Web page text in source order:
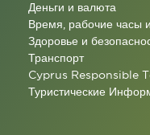
Деньги и валюта
Время, рабочие часы
Здоровье и
Транспорт
Cyprus Responsible
Туристические